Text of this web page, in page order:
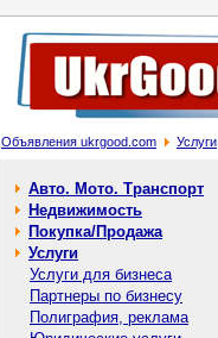
Объявления ukrgood.com Услуги
Авто. Мото. Транспорт
Недвижимость
Покупка/Продажа
Услуги
Услуги для бизнеса
Партнеры по бизнесу
Полиграфия, реклама